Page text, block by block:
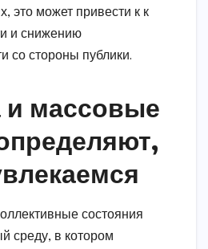
это может привести к к
и снижению
со стороны публики.
и массовые
состояния
среду, в котором